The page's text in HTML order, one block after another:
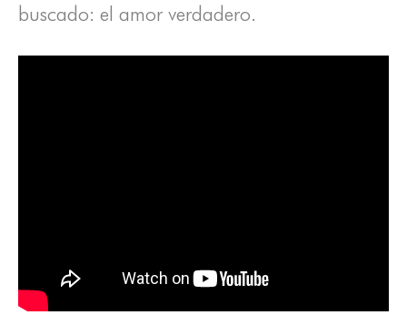
buscado: el amor verdadero.